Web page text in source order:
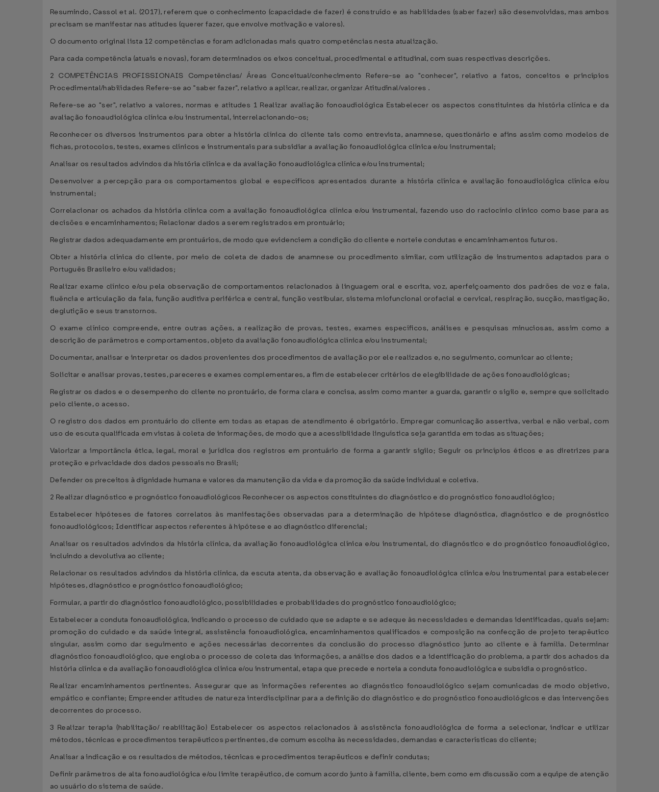
Resumindo, Cassol et al. (2017), referem que o conhecimento (capacidade de fazer) é construído e as habilidades (saber fazer) são desenvolvidas, mas ambos
precisam se manifestar nas atitudes (querer fazer, que envolve motivação e valores).
O documento original lista 12 competências e foram adicionadas mais quatro competências nesta atualização.
Para cada competência (atuais e novas), foram determinados os eixos conceitual, procedimental e atitudinal, com suas respectivas descrições.
2 COMPETÊNCIAS PROFISSIONAIS Competências/ Áreas Conceitual/conhecimento Refere-se ao "conhecer", relativo a fatos, conceitos e princípios
Procedimental/habilidades Refere-se ao "saber fazer", relativo a aplicar, realizar, organizar Atitudinal/valores .
Refere-se ao "ser", relativo a valores, normas e atitudes 1 Realizar avaliação fonoaudiológica Estabelecer os aspectos constituintes da história clínica e da
avaliação fonoaudiológica clínica e/ou instrumental, interrelacionando-os;
Reconhecer os diversos instrumentos para obter a história clínica do cliente tais como entrevista, anamnese, questionário e afins assim como modelos de
fichas, protocolos, testes, exames clínicos e instrumentais para subsidiar a avaliação fonoaudiológica clínica e/ou instrumental;
Analisar os resultados advindos da história clínica e da avaliação fonoaudiológica clínica e/ou instrumental;
Desenvolver a percepção para os comportamentos global e específicos apresentados durante a história clínica e avaliação fonoaudiológica clínica e/ou
instrumental;
Correlacionar os achados da história clínica com a avaliação fonoaudiológica clínica e/ou instrumental, fazendo uso do raciocínio clínico como base para as
decisões e encaminhamentos; Relacionar dados a serem registrados em prontuário;
Registrar dados adequadamente em prontuários, de modo que evidenciem a condição do cliente e norteie condutas e encaminhamentos futuros.
Obter a história clínica do cliente, por meio de coleta de dados de anamnese ou procedimento similar, com utilização de instrumentos adaptados para o
Português Brasileiro e/ou validados;
Realizar exame clínico e/ou pela observação de comportamentos relacionados à linguagem oral e escrita, voz, aperfeiçoamento dos padrões de voz e fala,
fluência e articulação da fala, função auditiva periférica e central, função vestibular, sistema miofuncional orofacial e cervical, respiração, sucção, mastigação,
deglutição e seus transtornos.
O exame clínico compreende, entre outras ações, a realização de provas, testes, exames específicos, análises e pesquisas minuciosas, assim como a
descrição de parâmetros e comportamentos, objeto da avaliação fonoaudiológica clínica e/ou instrumental;
Documentar, analisar e interpretar os dados provenientes dos procedimentos de avaliação por ele realizados e, no seguimento, comunicar ao cliente;
Solicitar e analisar provas, testes, pareceres e exames complementares, a fim de estabelecer critérios de elegibilidade de ações fonoaudiológicas;
Registrar os dados e o desempenho do cliente no prontuário, de forma clara e concisa, assim como manter a guarda, garantir o sigilo e, sempre que solicitado
pelo cliente, o acesso.
O registro dos dados em prontuário do cliente em todas as etapas de atendimento é obrigatório. Empregar comunicação assertiva, verbal e não verbal, com
uso de escuta qualificada em vistas à coleta de informações, de modo que a acessibilidade linguística seja garantida em todas as situações;
Valorizar a importância ética, legal, moral e jurídica dos registros em prontuário de forma a garantir sigilo; Seguir os princípios éticos e as diretrizes para
proteção e privacidade dos dados pessoais no Brasil;
Defender os preceitos à dignidade humana e valores da manutenção da vida e da promoção da saúde individual e coletiva.
2 Realizar diagnóstico e prognóstico fonoaudiológicos Reconhecer os aspectos constituintes do diagnóstico e do prognóstico fonoaudiológico;
Estabelecer hipóteses de fatores correlatos às manifestações observadas para a determinação de hipótese diagnóstica, diagnóstico e de prognóstico
fonoaudiológicos; Identificar aspectos referentes à hipótese e ao diagnóstico diferencial;
Analisar os resultados advindos da história clínica, da avaliação fonoaudiológica clínica e/ou instrumental, do diagnóstico e do prognóstico fonoaudiológico,
incluindo a devolutiva ao cliente;
Relacionar os resultados advindos da história clínica, da escuta atenta, da observação e avaliação fonoaudiológica clínica e/ou instrumental para estabelecer
hipóteses, diagnóstico e prognóstico fonoaudiológico;
Formular, a partir do diagnóstico fonoaudiológico, possibilidades e probabilidades do prognóstico fonoaudiológico;
Estabelecer a conduta fonoaudiológica, indicando o processo de cuidado que se adapte e se adeque às necessidades e demandas identificadas, quais sejam:
promoção do cuidado e da saúde integral, assistência fonoaudiológica, encaminhamentos qualificados e composição na confecção de projeto terapêutico
singular, assim como dar seguimento e ações necessárias decorrentes da conclusão do processo diagnóstico junto ao cliente e à família. Determinar
diagnóstico fonoaudiológico, que engloba o processo de coleta das informações, a análise dos dados e a identificação do problema, a partir dos achados da
história clínica e da avaliação fonoaudiológica clínica e/ou instrumental, etapa que precede e norteia a conduta fonoaudiológica e subsidia o prognóstico.
Realizar encaminhamentos pertinentes. Assegurar que as informações referentes ao diagnóstico fonoaudiológico sejam comunicadas de modo objetivo,
empático e confiante; Empreender atitudes de natureza interdisciplinar para a definição do diagnóstico e do prognóstico fonoaudiológicos e das intervenções
decorrentes do processo.
3 Realizar terapia (habilitação/ reabilitação) Estabelecer os aspectos relacionados à assistência fonoaudiológica de forma a selecionar, indicar e utilizar
métodos, técnicas e procedimentos terapêuticos pertinentes, de comum escolha às necessidades, demandas e características do cliente;
Analisar a indicação e os resultados de métodos, técnicas e procedimentos terapêuticos e definir condutas;
Definir parâmetros de alta fonoaudiológica e/ou limite terapêutico, de comum acordo junto à família, cliente, bem como em discussão com a equipe de atenção
ao usuário do sistema de saúde.